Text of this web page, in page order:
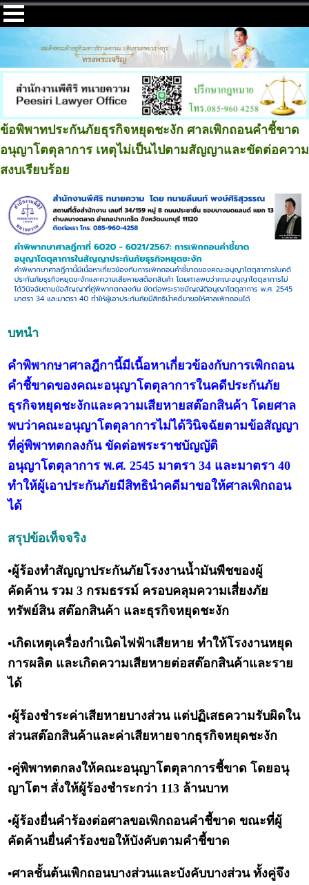
ข้อพิพาทประกันภัยธุรกิจหยุดชะงัก ศาลเพิกถอนคำชี้ขาด
อนุญาโตตุลาการ เหตุไม่เป็นไปตามสัญญาและขัดต่อความ
สงบเรียบร้อย
บทนำ
คำพิพากษาศาลฎีกานี้มีเนื้อหาเกี่ยวข้องกับการเพิกถอน
คำชี้ขาดของคณะอนุญาโตตุลาการในคดีประกันภัย
ธุรกิจหยุดชะงักและความเสียหายสต๊อกสินค้า โดยศาล
พบว่าคณะอนุญาโตตุลาการไม่ได้วินิจฉัยตามข้อสัญญา
ที่คู่พิพาทตกลงกัน ขัดต่อพระราชบัญญัติ
อนุญาโตตุลาการ พ.ศ. 2545 มาตรา 34 และมาตรา 40
ทำให้ผู้เอาประกันภัยมีสิทธินำคดีมาขอให้ศาลเพิกถอน
ได้
สรุปข้อเท็จจริง
•ผู้ร้องทำสัญญาประกันภัยโรงงานน้ำมันพืชของผู้
คัดค้าน รวม 3 กรมธรรม์ ครอบคลุมความเสี่ยงภัย
ทรัพย์สิน สต๊อกสินค้า และธุรกิจหยุดชะงัก
•เกิดเหตุเครื่องกำเนิดไฟฟ้าเสียหาย ทำให้โรงงานหยุด
การผลิต และเกิดความเสียหายต่อสต๊อกสินค้าและราย
ได้
•ผู้ร้องชำระค่าเสียหายบางส่วน แต่ปฏิเสธความรับผิดใน
ส่วนสต๊อกสินค้าและค่าเสียหายจากธุรกิจหยุดชะงัก
•คู่พิพาทตกลงให้คณะอนุญาโตตุลาการชี้ขาด โดยอนุ
ญาโตฯ สั่งให้ผู้ร้องชำระกว่า 113 ล้านบาท
•ผู้ร้องยื่นคำร้องต่อศาลขอเพิกถอนคำชี้ขาด ขณะที่ผู้
คัดค้านยื่นคำร้องขอให้บังคับตามคำชี้ขาด
•ศาลชั้นต้นเพิกถอนบางส่วนและบังคับบางส่วน ทั้งคู่จึง